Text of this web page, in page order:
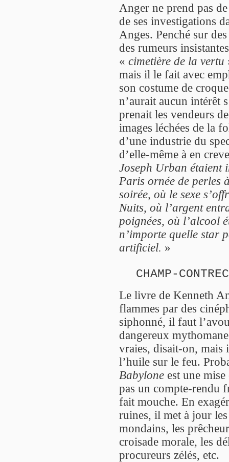
Anger ne prend pas
de ses investigations
Anges. Penché sur
des rumeurs
« cimetière de la vertu
mais il le fait avec
son costume de
n’aurait aucun intérêt
prenait les vendeurs
images léchées de la
d’une industrie du
d’elle-même à en
Joseph Urban étaient
Paris ornée de perles
soirée, où le sexe
Nuits, où l’argent
poignées, où l’alcool
n’importe quelle star
artificiel. »
CHAMP-
Le livre de Kenneth
flammes par des
siphonné, il faut
dangereux
vraies, disait-on, mais
l’huile sur le feu.
Babylone est une
pas un compte-rendu
fait mouche. En
ruines, il met à jour
mondains, les
croisade morale, les
procureurs zélés, etc.